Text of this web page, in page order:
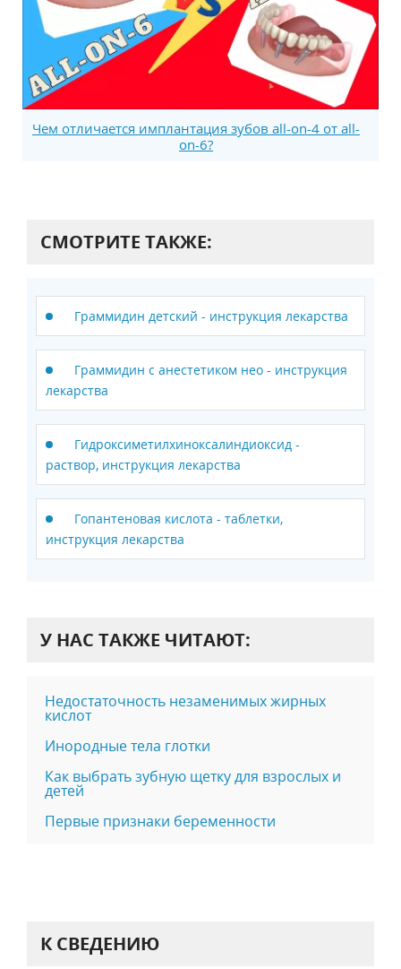
Чем отличается имплантация зубов all-on-4 от all-
on-6?
СМОТРИТЕ ТАКЖЕ:
Граммидин детский - инструкция лекарства
Граммидин с анестетиком нео - инструкция
лекарства
Гидроксиметилхиноксалиндиоксид -
раствор, инструкция лекарства
Гопантеновая кислота - таблетки,
инструкция лекарства
У НАС ТАКЖЕ ЧИТАЮТ:
Недостаточность незаменимых жирных
кислот
Инородные тела глотки
Как выбрать зубную щетку для взрослых и
детей
Первые признаки беременности
К СВЕДЕНИЮ